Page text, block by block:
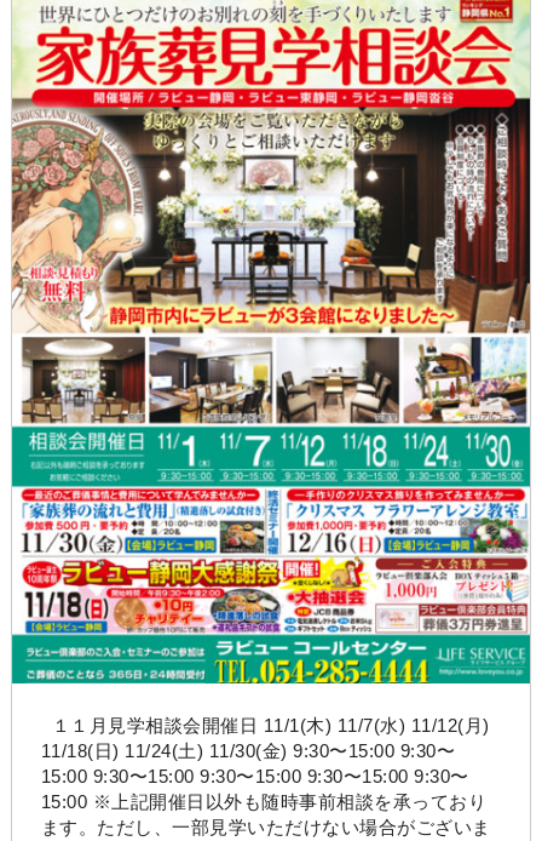
１１月見学相談会開催日 11/1(木) 11/7(水) 11/12(月)
11/18(日) 11/24(土) 11/30(金) 9:30〜15:00 9:30〜
15:00 9:30〜15:00 9:30〜15:00 9:30〜15:00 9:30〜
15:00 ※上記開催日以外も随時事前相談を承っており
ます。ただし、一部見学いただけない場合がございま